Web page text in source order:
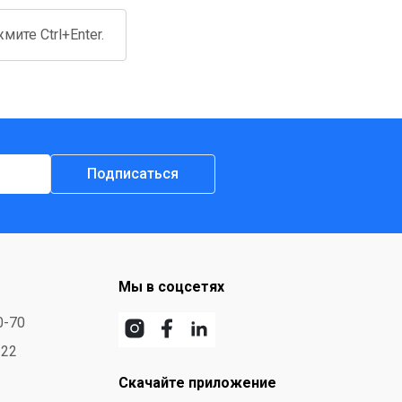
Ctrl+Enter.
Подписаться
70
Мы в соцсетях
Скачайте приложение